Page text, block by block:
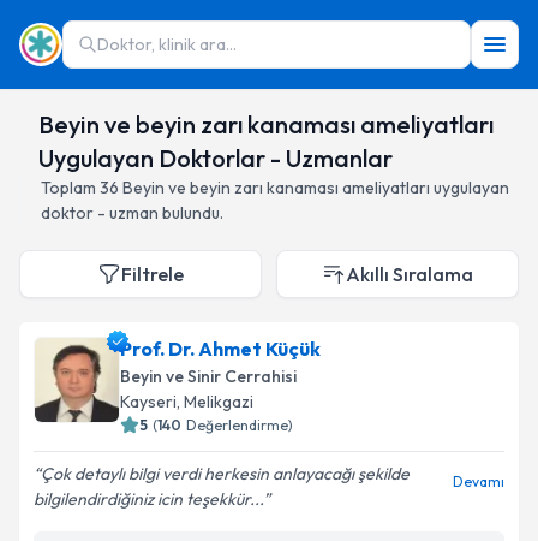
Doktor, klinik ara...
Beyin ve beyin zarı kanaması ameliyatları
Uygulayan Doktorlar - Uzmanlar
Toplam 36 Beyin ve beyin zarı kanaması ameliyatları uygulayan
doktor - uzman bulundu.
Filtrele Akıllı Sıralama
Prof. Dr. Ahmet Küçük
Beyin ve Sinir Cerrahisi
Kayseri, Melikgazi
5 (140 Değerlendirme)
Çok detaylı bilgi verdi herkesin anlayacağı şekilde
bilgilendirdiğiniz icin teşekkür...
Devamı